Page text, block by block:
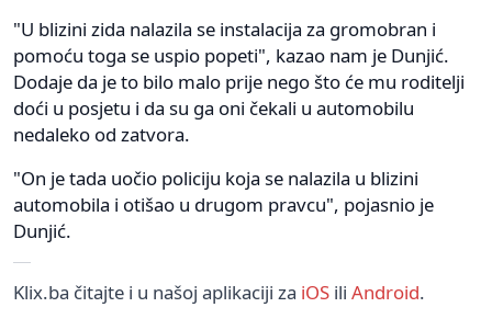
"U blizini zida nalazila se instalacija za gromobran i
pomoću toga se uspio popeti", kazao nam je Dunjić.
Dodaje da je to bilo malo prije nego što će mu roditelji
doći u posjetu i da su ga oni čekali u automobilu
nedaleko od zatvora.
"On je tada uočio policiju koja se nalazila u blizini
automobila i otišao u drugom pravcu", pojasnio je
Dunjić.
Klix.ba čitajte i u našoj aplikaciji za iOS ili Android.